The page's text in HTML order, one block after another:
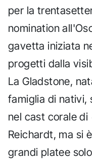
per la
nomination
gavetta iniziata
progetti dalla
La Gladstone,
famiglia di nativi,
nel cast corale di
Reichardt, ma si
grandi platee